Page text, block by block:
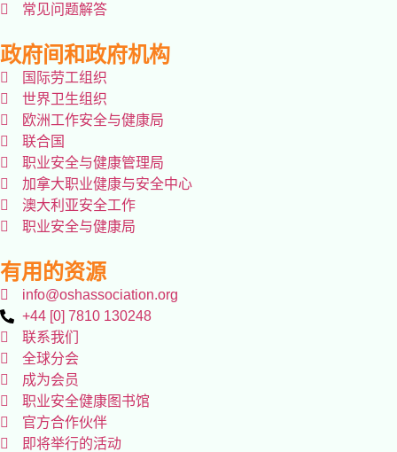
常见问题解答
政府间和政府机构
国际劳工组织
世界卫生组织
欧洲工作安全与健康局
联合国
职业安全与健康管理局
加拿大职业健康与安全中心
澳大利亚安全工作
职业安全与健康局
有用的资源
info@oshassociation.org
+44 [0] 7810 130248
联系我们
全球分会
成为会员
职业安全健康图书馆
官方合作伙伴
即将举行的活动